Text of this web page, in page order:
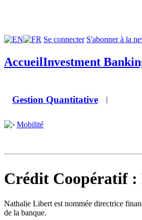
Se connecter S'abonner à la
AccueilInvestment
Gestion Quantitative |
Mobilité
Crédit Coopératif :
Nathalie Libert est nommée directrice
de la banque.